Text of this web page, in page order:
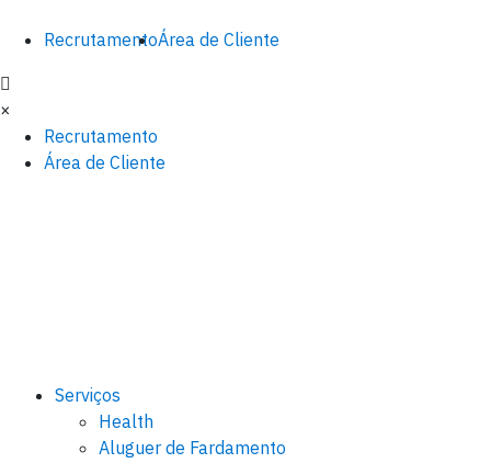
RecrutamentoÁrea de Cliente
×
Recrutamento
Área de Cliente
Serviços
Health
Aluguer de Fardamento